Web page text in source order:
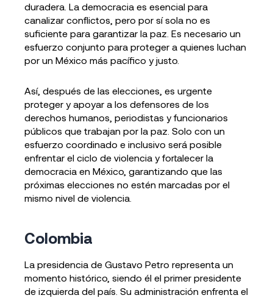
duradera. La democracia es esencial para
canalizar conflictos, pero por sí sola no es
suficiente para garantizar la paz. Es necesario un
esfuerzo conjunto para proteger a quienes luchan
por un México más pacífico y justo.
Así, después de las elecciones, es urgente
proteger y apoyar a los defensores de los
derechos humanos, periodistas y funcionarios
públicos que trabajan por la paz. Solo con un
esfuerzo coordinado e inclusivo será posible
enfrentar el ciclo de violencia y fortalecer la
democracia en México, garantizando que las
próximas elecciones no estén marcadas por el
mismo nivel de violencia.
Colombia
La presidencia de Gustavo Petro representa un
momento histórico, siendo él el primer presidente
de izquierda del país. Su administración enfrenta el